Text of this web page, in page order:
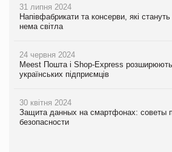
31 липня 2024
Напівфабрикати та консерви, які
нема світла
24 червня 2024
Meest Пошта і Shop-Express
українських підприємців
30 квітня 2024
Защита данных на смартфонах: советы
безопасности